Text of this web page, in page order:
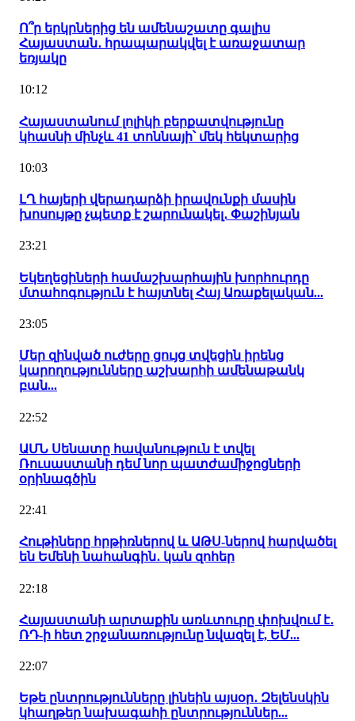
Ո՞ր երկրներից են ամենաշատը գալիս
Հայաստան․ հրապարակվել է առաջատար
եռյակը
10:12
Հայաստանում լոլիկի բերքատվությունը
կհասնի մինչև 41 տոննայի՝ մեկ հեկտարից
10:03
ԼՂ հայերի վերադարձի իրավունքի մասին
խոսույթը չպետք է շարունակել․ Փաշինյան
23:21
Եկեղեցիների համաշխարհային խորհուրդը
մտահոգություն է հայտնել Հայ Առաքելական...
23:05
Մեր զինված ուժերը ցույց տվեցին իրենց
կարողությունները աշխարհի ամենաթանկ
բան...
22:52
ԱՄՆ Սենատը հավանություն է տվել
Ռուսաստանի դեմ նոր պատժամիջոցների
օրինագծին
22:41
Հութիները հրթիռներով և ԱԹՍ-ներով հարվածել
են Եմենի նահանգին․ կան զոհեր
22:18
Հայաստանի արտաքին առևտուրը փոխվում է․
ՌԴ-ի հետ շրջանառությունը նվազել է, ԵՄ...
22:07
Եթե ընտրությունները լինեին այսօր․ Զելենսկին
կհաղթեր նախագահի ընտրություններ...